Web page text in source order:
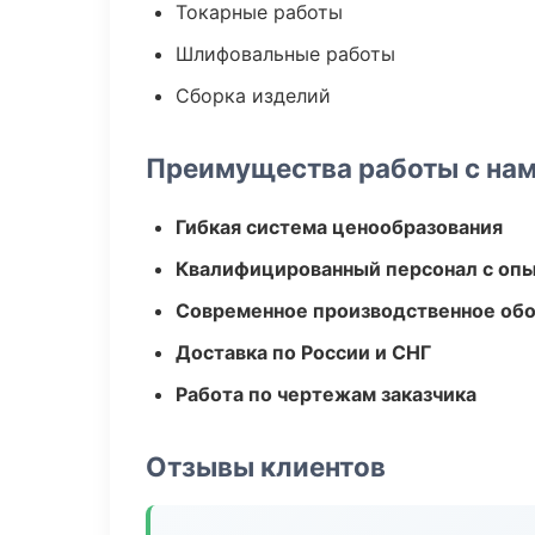
Токарные работы
Шлифовальные работы
Сборка изделий
Преимущества работы с
Гибкая система ценообразования
Квалифицированный персонал с
Современное производственное
Доставка по России и СНГ
Работа по чертежам заказчика
Отзывы клиентов